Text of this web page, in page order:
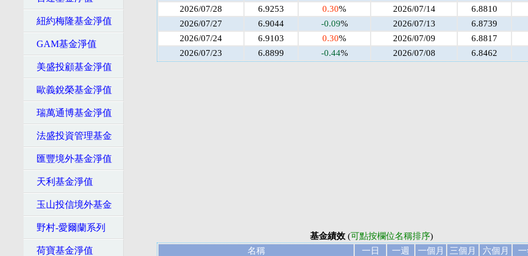
紐約梅隆基金淨值
GAM基金淨值
美盛投顧基金淨值
歐義銳榮基金淨值
瑞萬通博基金淨值
法盛投資管理基金
匯豐境外基金淨值
天利基金淨值
玉山投信境外基金
野村-愛爾蘭系列
荷寶基金淨值
2026/07/28
6.9253 0.30% 2026/07/14
6.8810
2026/07/27
6.9044 -0.09% 2026/07/13
6.8739
2026/07/24
6.9103 0.30% 2026/07/09
6.8817
2026/07/23
6.8899 -0.44% 2026/07/08 6.8462
基金績效(可點按欄位名稱排序)
名稱
一日 一週 一個月 三個月 六個月